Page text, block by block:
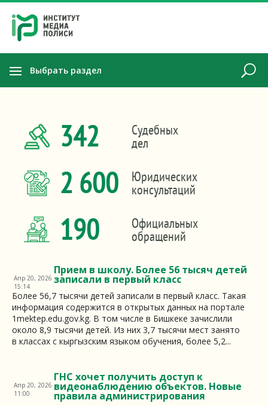
Выбрать раздел
342 Судебных
дел
2 600 Юридических
консультаций
190 Официальных
обращений
Прием в школу. Более 56 тысяч детей
записали в первый класс
Апр 20, 2026
15:14
Более 56,7 тысячи детей записали в первый класс. Такая
информация содержится в открытых данных на портале
1mektep.edu.gov.kg. В том числе в Бишкеке зачислили
около 8,9 тысячи детей. Из них 3,7 тысячи мест занято
в классах с кыргызским языком обучения, более 5,2...
ГНС хочет получить доступ к
видеонаблюдению объектов. Новые
правила администрирования
Апр 20, 2026
11:00